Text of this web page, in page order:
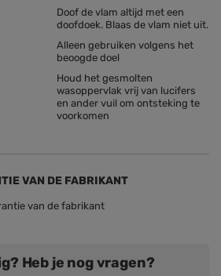
Doof de vlam altijd met een
doofdoek. Blaas de vlam niet uit.
Alleen gebruiken volgens het
beoogde doel
Houd het gesmolten
wasoppervlak vrij van lucifers
en ander vuil om ontsteking te
voorkomen
VAN DE FABRIKANT
van de fabrikant
Heb je nog vragen?